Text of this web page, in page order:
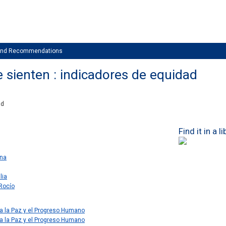
Recommendations
sienten : indicadores de equidad
la Paz y el Progreso Humano
la Paz y el Progreso Humano
Find it in a